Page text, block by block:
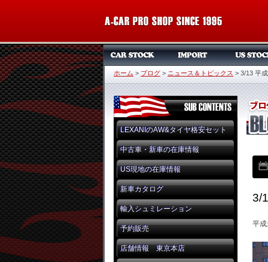
ホーム > ブログ > ニュース＆トピックス > 3/13 平
LEXANIのAW&タイヤ格安セット
中古車・新車の在庫情報
US現地の在庫情報
新車カタログ
輸入シュミレーション
予約販売
店舗情報 東京本店
3/
平